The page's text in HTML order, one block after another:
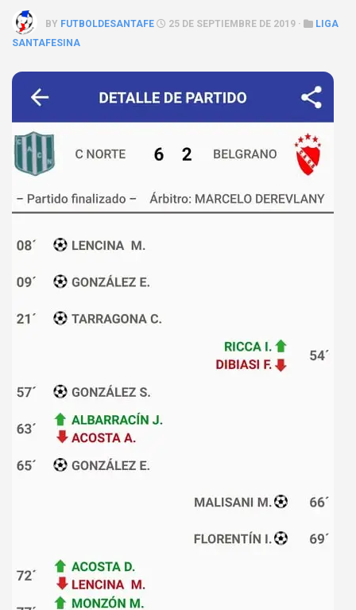
BY FUTBOLDESANTAFE 25 DE SEPTIEMBRE DE 2019 ·
LIGA
SANTAFESINA